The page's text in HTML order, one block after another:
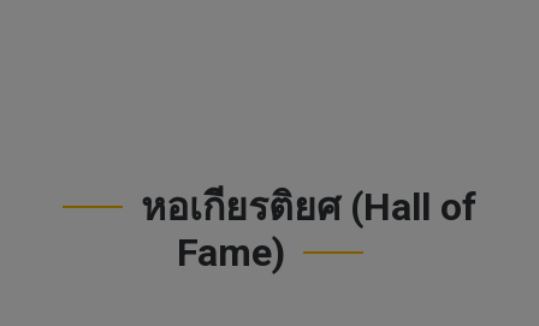
หอเกียรติยศ (Hall of
Fame)